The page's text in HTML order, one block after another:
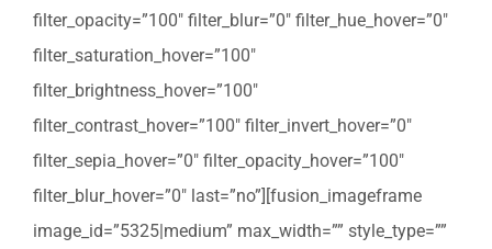
filter_opacity=”100″ filter_blur=”0″ filter_hue_hover=”0″
filter_saturation_hover=”100″
filter_brightness_hover=”100″
filter_contrast_hover=”100″ filter_invert_hover=”0″
filter_sepia_hover=”0″ filter_opacity_hover=”100″
filter_blur_hover=”0″ last=”no”][fusion_imageframe
image_id=”5325|medium” max_width=”” style_type=””